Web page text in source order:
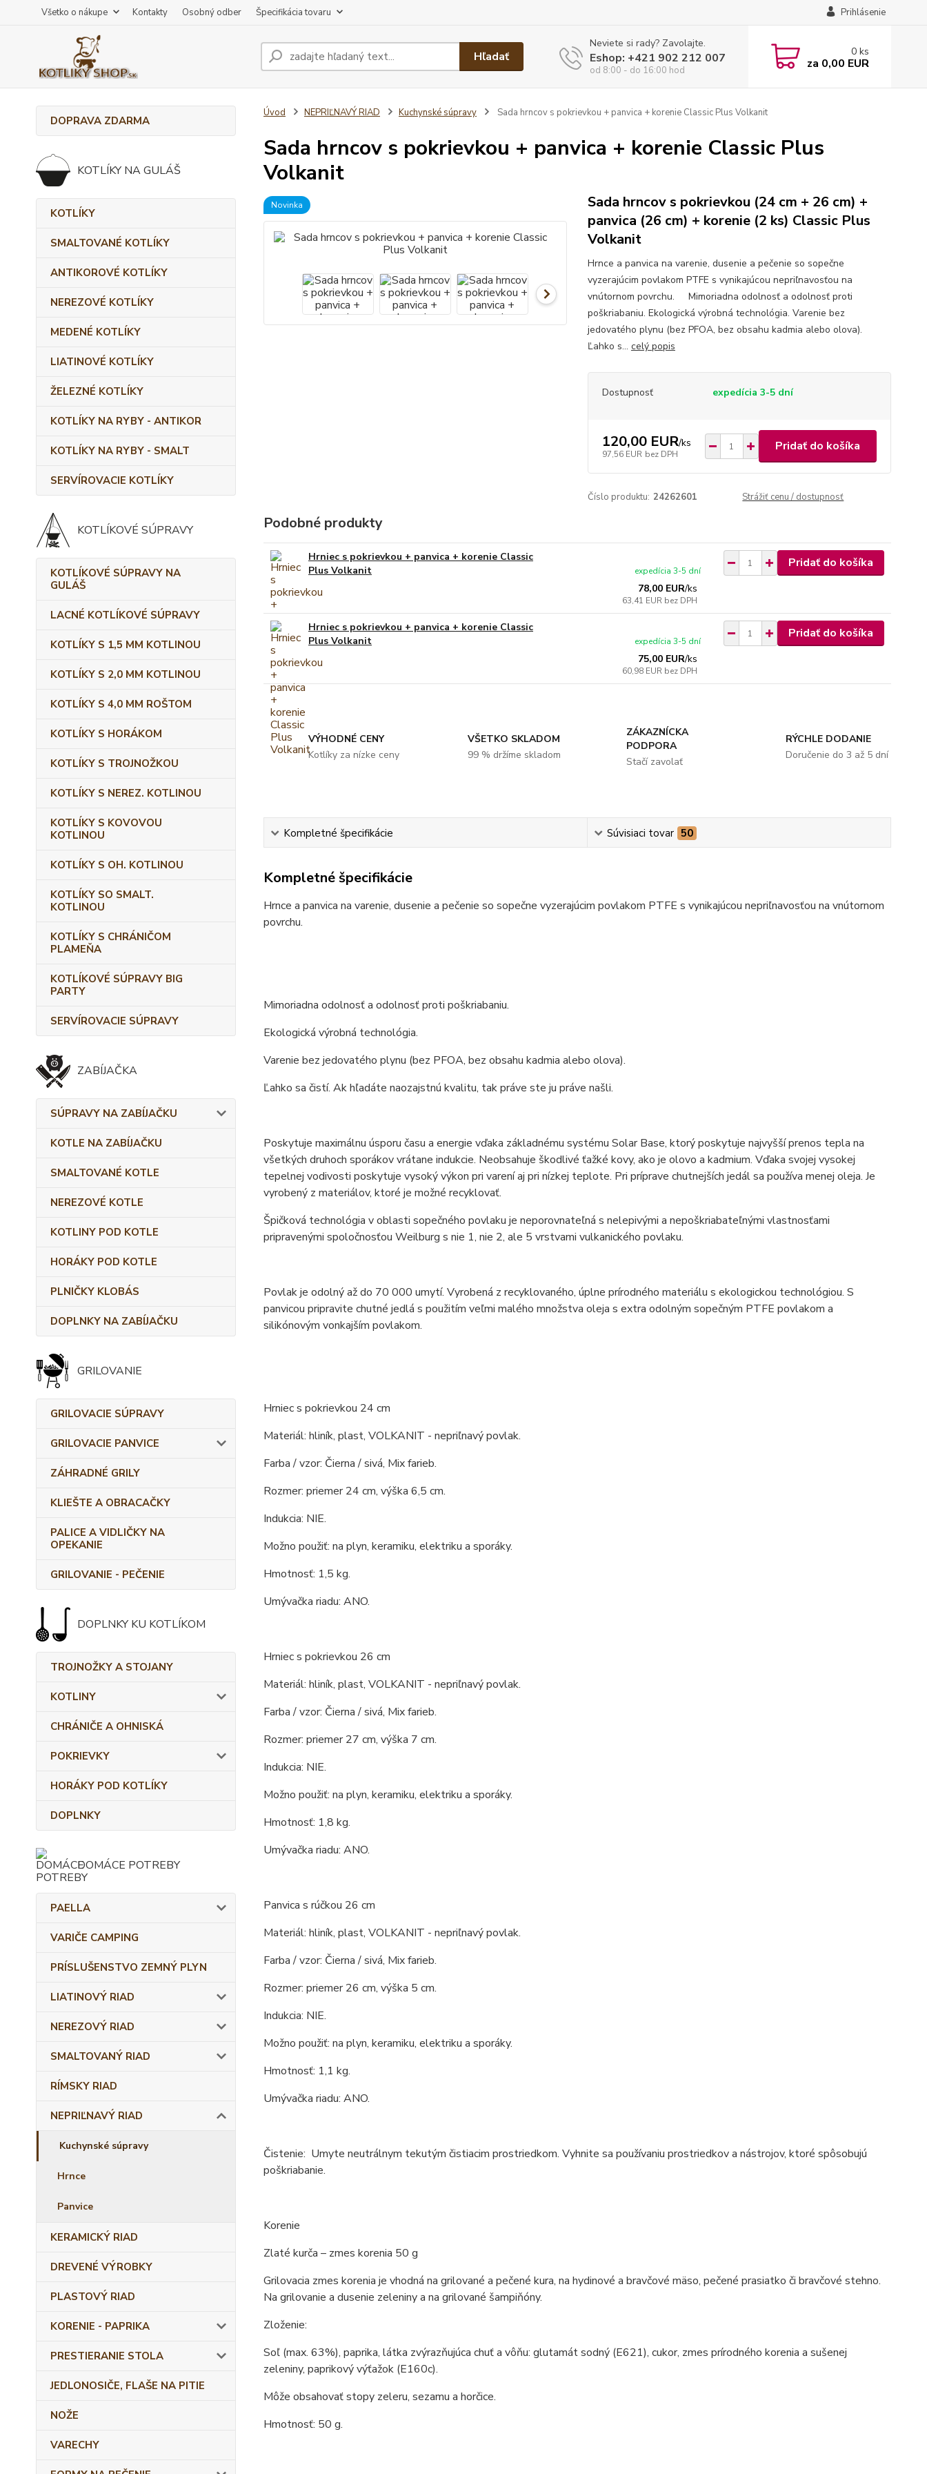
Všetko o nákupe Kontakty Osobný odber Špecifikácia tovaru Prihlásenie
Hľadať
Neviete si rady? Zavolajte.
Eshop: +421 902 212 007
od 8:00 - do 16:00 hod
0 ks
za 0,00 EUR
DOPRAVA ZDARMA
KOTLÍKY NA GULÁŠ
KOTLÍKY
SMALTOVANÉ KOTLÍKY
ANTIKOROVÉ KOTLÍKY
NEREZOVÉ KOTLÍKY
MEDENÉ KOTLÍKY
LIATINOVÉ KOTLÍKY
ŽELEZNÉ KOTLÍKY
KOTLÍKY NA RYBY - ANTIKOR
KOTLÍKY NA RYBY - SMALT
SERVÍROVACIE KOTLÍKY
KOTLÍKOVÉ SÚPRAVY
KOTLÍKOVÉ SÚPRAVY NA
GULÁŠ
LACNÉ KOTLÍKOVÉ SÚPRAVY
KOTLÍKY S 1,5 MM KOTLINOU
KOTLÍKY S 2,0 MM KOTLINOU
KOTLÍKY S 4,0 MM ROŠTOM
KOTLÍKY S HORÁKOM
KOTLÍKY S TROJNOŽKOU
KOTLÍKY S NEREZ. KOTLINOU
KOTLÍKY S KOVOVOU
KOTLINOU
KOTLÍKY S OH. KOTLINOU
KOTLÍKY SO SMALT.
KOTLINOU
KOTLÍKY S CHRÁNIČOM
PLAMEŇA
KOTLÍKOVÉ SÚPRAVY BIG
PARTY
SERVÍROVACIE SÚPRAVY
ZABÍJAČKA
SÚPRAVY NA ZABÍJAČKU
KOTLE NA ZABÍJAČKU
SMALTOVANÉ KOTLE
NEREZOVÉ KOTLE
KOTLINY POD KOTLE
HORÁKY POD KOTLE
PLNIČKY KLOBÁS
DOPLNKY NA ZABÍJAČKU
GRILOVANIE
GRILOVACIE SÚPRAVY
GRILOVACIE PANVICE
ZÁHRADNÉ GRILY
KLIEŠTE A OBRACAČKY
PALICE A VIDLIČKY NA
OPEKANIE
GRILOVANIE - PEČENIE
DOPLNKY KU KOTLÍKOM
TROJNOŽKY A STOJANY
KOTLINY
CHRÁNIČE A OHNISKÁ
POKRIEVKY
HORÁKY POD KOTLÍKY
DOPLNKY
DOMÁCE POTREBY
PAELLA
VARIČE CAMPING
PRÍSLUŠENSTVO ZEMNÝ PLYN
LIATINOVÝ RIAD
NEREZOVÝ RIAD
SMALTOVANÝ RIAD
RÍMSKY RIAD
NEPRIĽNAVÝ RIAD
Kuchynské súpravy
Hrnce
Panvice
KERAMICKÝ RIAD
DREVENÉ VÝROBKY
PLASTOVÝ RIAD
KORENIE - PAPRIKA
PRESTIERANIE STOLA
JEDLONOSIČE, FLAŠE NA PITIE
NOŽE
VARECHY
Úvod NEPRIĽNAVÝ RIAD Kuchynské súpravy Sada hrncov s pokrievkou + panvica + korenie Classic Plus Volkanit
Sada hrncov s pokrievkou + panvica + korenie Classic Plus
Volkanit
Novinka
Sada hrncov s pokrievkou (24 cm + 26 cm) +
panvica (26 cm) + korenie (2 ks) Classic Plus
Volkanit
Hrnce a panvica na varenie, dusenie a pečenie so sopečne
vyzerajúcim povlakom PTFE s vynikajúcou nepriľnavosťou na
vnútornom povrchu. Mimoriadna odolnosť a odolnosť proti
poškriabaniu. Ekologická výrobná technológia. Varenie bez
jedovatého plynu (bez PFOA, bez obsahu kadmia alebo olova).
Ľahko s... celý popis
Dostupnosť expedícia 3-5 dní
120,00 EUR/ks
97,56 EUR bez DPH
Pridať do košíka
Číslo produktu: 24262601 Strážiť cenu / dostupnosť
Podobné produkty
Hrniec s pokrievkou + panvica + korenie Classic
Plus Volkanit
78,00 EUR/ks
63,41 EUR bez DPH
expedícia 3-5 dní
Pridať do košíka
Hrniec s pokrievkou + panvica + korenie Classic
Plus Volkanit
75,00 EUR/ks
60,98 EUR bez DPH
expedícia 3-5 dní
Pridať do košíka
VÝHODNÉ CENY
Kotlíky za nízke ceny
VŠETKO SKLADOM
99 % držíme skladom
ZÁKAZNÍCKA
PODPORA
Stačí zavolať
RÝCHLE DODANIE
Doručenie do 3 až 5 dní
Kompletné špecifikácie Súvisiaci tovar 50
Kompletné špecifikácie
Hrnce a panvica na varenie, dusenie a pečenie so sopečne vyzerajúcim povlakom PTFE s vynikajúcou nepriľnavosťou na vnútornom
povrchu.
Mimoriadna odolnosť a odolnosť proti poškriabaniu.
Ekologická výrobná technológia.
Varenie bez jedovatého plynu (bez PFOA, bez obsahu kadmia alebo olova).
Ľahko sa čistí. Ak hľadáte naozajstnú kvalitu, tak práve ste ju práve našli.
Poskytuje maximálnu úsporu času a energie vďaka základnému systému Solar Base, ktorý poskytuje najvyšší prenos tepla na
všetkých druhoch sporákov vrátane indukcie. Neobsahuje škodlivé ťažké kovy, ako je olovo a kadmium. Vďaka svojej vysokej
tepelnej vodivosti poskytuje vysoký výkon pri varení aj pri nízkej teplote. Pri príprave chutnejších jedál sa používa menej oleja. Je
vyrobený z materiálov, ktoré je možné recyklovať.
Špičková technológia v oblasti sopečného povlaku je neporovnateľná s nelepivými a nepoškriabateľnými vlastnosťami
pripravenými spoločnosťou Weilburg s nie 1, nie 2, ale 5 vrstvami vulkanického povlaku.
Povlak je odolný až do 70 000 umytí. Vyrobená z recyklovaného, ​​úplne prírodného materiálu s ekologickou technológiou. S
panvicou pripravite chutné jedlá s použitím veľmi malého množstva oleja s extra odolným sopečným PTFE povlakom a
silikónovým vonkajším povlakom.
Hrniec s pokrievkou 24 cm
Materiál: hliník, plast, VOLKANIT - nepriľnavý povlak.
Farba / vzor: Čierna / sivá, Mix farieb.
Rozmer: priemer 24 cm, výška 6,5 cm.
Indukcia: NIE.
Možno použiť: na plyn, keramiku, elektriku a sporáky.
Hmotnosť: 1,5 kg.
Umývačka riadu: ANO.
Hrniec s pokrievkou 26 cm
Materiál: hliník, plast, VOLKANIT - nepriľnavý povlak.
Farba / vzor: Čierna / sivá, Mix farieb.
Rozmer: priemer 27 cm, výška 7 cm.
Indukcia: NIE.
Možno použiť: na plyn, keramiku, elektriku a sporáky.
Hmotnosť: 1,8 kg.
Umývačka riadu: ANO.
Panvica s rúčkou 26 cm
Materiál: hliník, plast, VOLKANIT - nepriľnavý povlak.
Farba / vzor: Čierna / sivá, Mix farieb.
Rozmer: priemer 26 cm, výška 5 cm.
Indukcia: NIE.
Možno použiť: na plyn, keramiku, elektriku a sporáky.
Hmotnosť: 1,1 kg.
Umývačka riadu: ANO.
Čistenie: Umyte neutrálnym tekutým čistiacim prostriedkom. Vyhnite sa používaniu prostriedkov a nástrojov, ktoré spôsobujú
poškriabanie.
Korenie
Zlaté kurča – zmes korenia 50 g
Grilovacia zmes korenia je vhodná na grilované a pečené kura, na hydinové a bravčové mäso, pečené prasiatko či bravčové stehno.
Na grilovanie a dusenie zeleniny a na grilované šampiňóny.
Zloženie:
Soľ (max. 63%), paprika, látka zvýrazňujúca chuť a vôňu: glutamát sodný (E621), cukor, zmes prírodného korenia a sušenej
zeleniny, paprikový výťažok (E160c).
Môže obsahovať stopy zeleru, sezamu a horčice.
Hmotnosť: 50 g.